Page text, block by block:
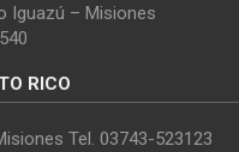
Iguazú – Misiones
RICO
Tel. 03743-523123